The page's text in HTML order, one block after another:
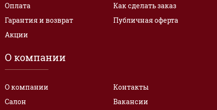
Оплата
Гарантия и возврат
Акции
Как сделать заказ
Публичная оферта
О компании
О компании
Салон
Контакты
Вакансии